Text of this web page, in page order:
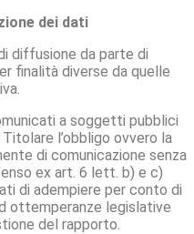
dei dati
diffusione da parte di
finalità diverse da quelle
a soggetti pubblici
l’obbligo ovvero la
di comunicazione senza
ex art. 6 lett. b) e c)
di adempiere per conto di
ottemperanze legislative
del rapporto.